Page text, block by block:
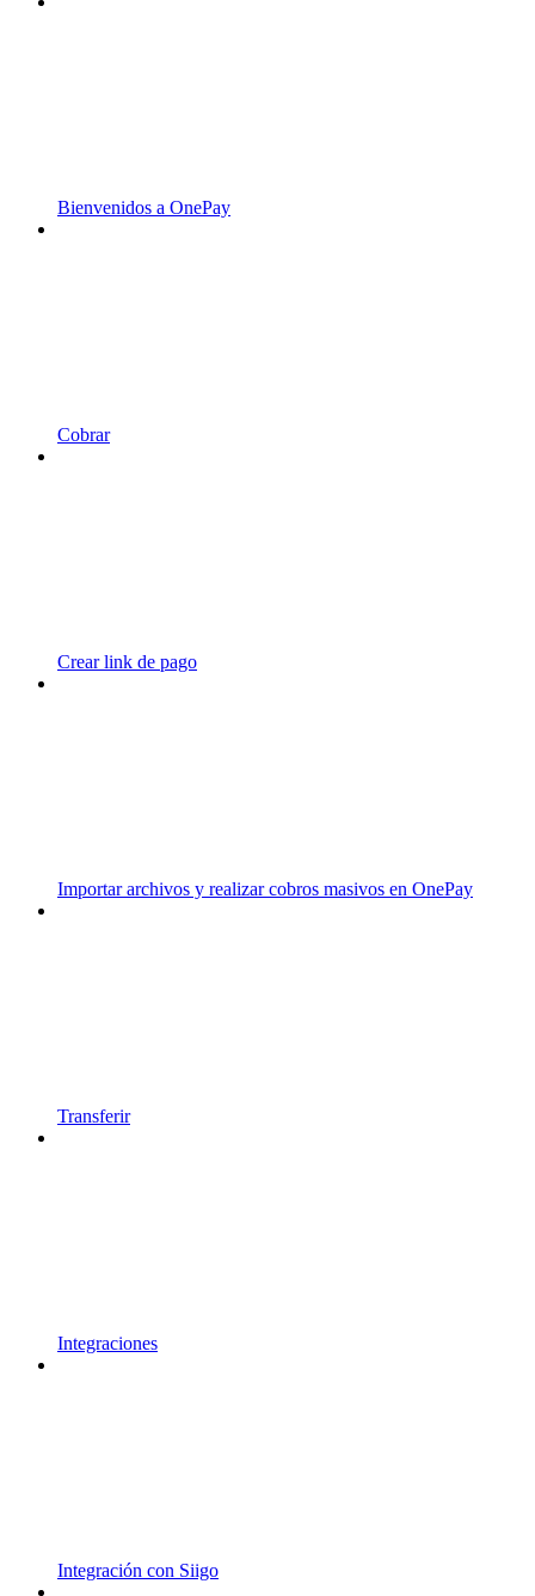
Bienvenidos a OnePay
Cobrar
Crear link de pago
Importar archivos y realizar cobros masivos en OnePay
Transferir
Integraciones
Integración con Siigo